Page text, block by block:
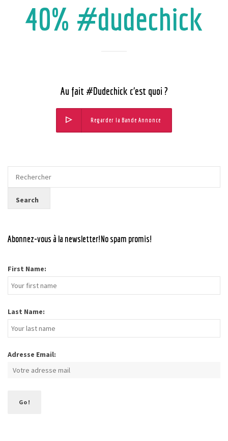
40% #dudechick
Au fait #Dudechick c’est quoi ?
Regarder la Bande Annonce
Abonnez-vous à la newsletter!No spam promis!
First Name:
Last Name:
Adresse Email: